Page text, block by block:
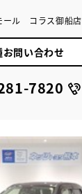
ール コラス御船店
お問い合わせ
7820